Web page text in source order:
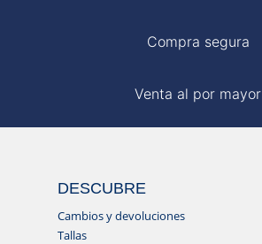
Compra segura
Venta al por mayor
DESCUBRE
Cambios y devoluciones
Tallas